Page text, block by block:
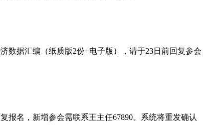
数据汇编（纸质版2份+电子版），请于23日前回复参会
报名，新增参会需联系王主任67890。系统将重发确认